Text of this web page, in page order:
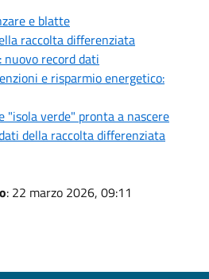
e blatte
raccolta differenziata
record dati
e risparmio energetico:
"isola verde" pronta a nascere
della raccolta differenziata
: 22 marzo 2026, 09:11